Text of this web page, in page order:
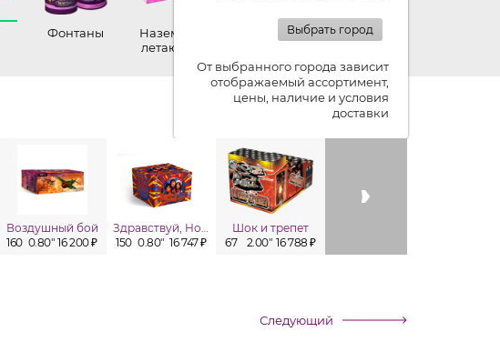
Выбрать город
От выбранного города зависит
отображаемый ассортимент,
цены, наличие и условия
доставки
Фонтаны
Наземные,
летающие
Петарды
Показывать ленту изделий
Воздушный бой
160 0.80" 16 200 ₽
Здравствуй, Новый год!
150 0.80" 16 747 ₽
Шок и трепет
67
2.00" 16 788 ₽
Следующий